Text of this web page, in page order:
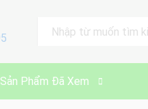
Sản Phẩm Đã Xem